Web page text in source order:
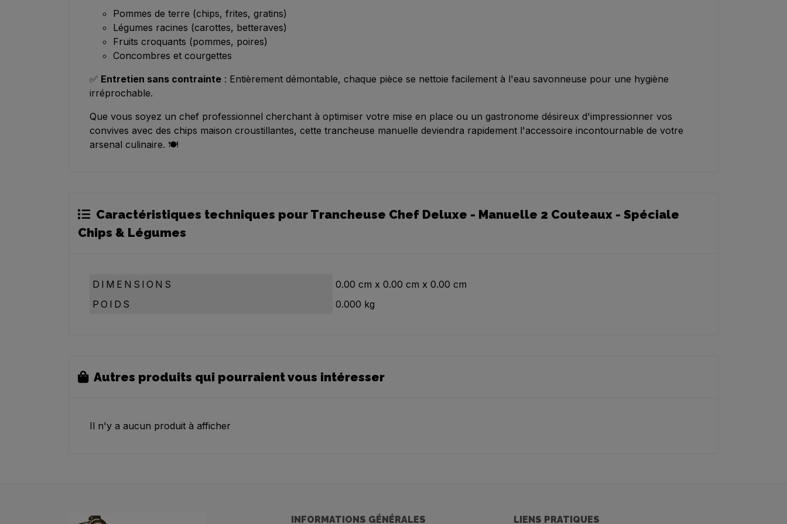
Pommes de terre (chips, frites, gratins)
Légumes racines (carottes, betteraves)
Fruits croquants (pommes, poires)
Concombres et courgettes
✅ Entretien sans contrainte : Entièrement démontable, chaque pièce se nettoie facilement à l'eau savonneuse pour une hygiène
irréprochable.
Que vous soyez un chef professionnel cherchant à optimiser votre mise en place ou un gastronome désireux d'impressionner vos
convives avec des chips maison croustillantes, cette trancheuse manuelle deviendra rapidement l'accessoire incontournable de votre
arsenal culinaire. 🍽️
Caractéristiques techniques pour Trancheuse Chef Deluxe - Manuelle 2 Couteaux - Spéciale
Chips & Légumes
DIMENSIONS 0.00 cm x0.00 cm x0.00 cm
POIDS
0.000 kg
Autres produits qui pourraient vous intéresser
Il n'y a aucun produit à afficher
INFORMATIONS GÉNÉRALES LIENS PRATIQUES